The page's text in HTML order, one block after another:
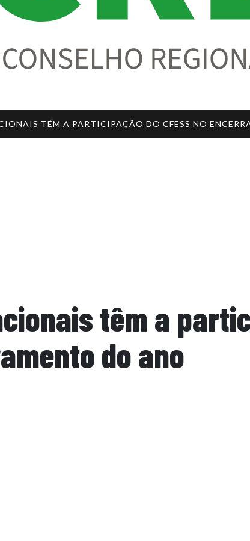
TÊM A PARTICIPAÇÃO DO CFESS NO
têm a
do ano